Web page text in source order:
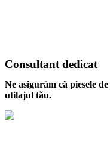
Consultant dedicat
Ne asigurăm că piesele
utilajul tău.